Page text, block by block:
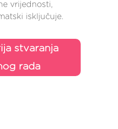
vrijednosti,
isključuje.
stvaranja
rada